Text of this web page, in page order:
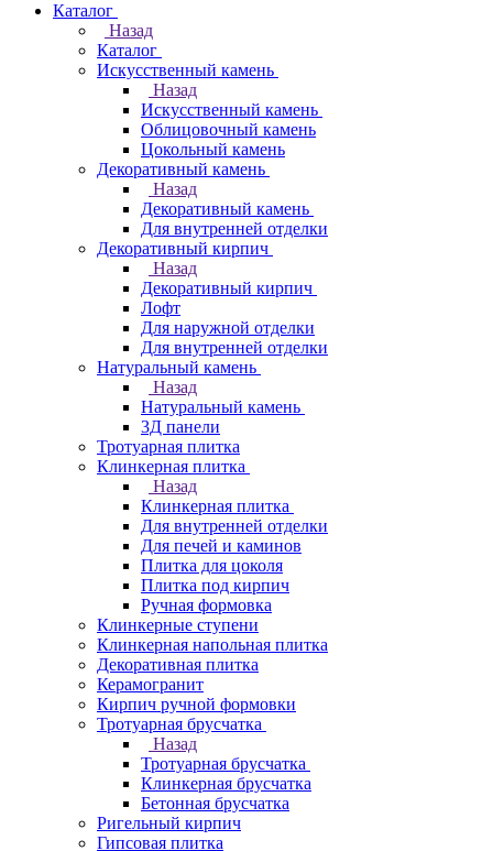
Каталог
Назад
Каталог
Искусственный камень
Назад
Искусственный камень
Облицовочный камень
Цокольный камень
Декоративный камень
Назад
Декоративный камень
Для внутренней отделки
Декоративный кирпич
Назад
Декоративный кирпич
Лофт
Для наружной отделки
Для внутренней отделки
Натуральный камень
Назад
Натуральный камень
3Д панели
Тротуарная плитка
Клинкерная плитка
Назад
Клинкерная плитка
Для внутренней отделки
Для печей и каминов
Плитка для цоколя
Плитка под кирпич
Ручная формовка
Клинкерные ступени
Клинкерная напольная плитка
Декоративная плитка
Керамогранит
Кирпич ручной формовки
Тротуарная брусчатка
Назад
Тротуарная брусчатка
Клинкерная брусчатка
Бетонная брусчатка
Ригельный кирпич
Гипсовая плитка